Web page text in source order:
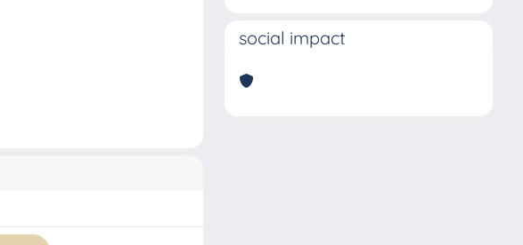
social impact